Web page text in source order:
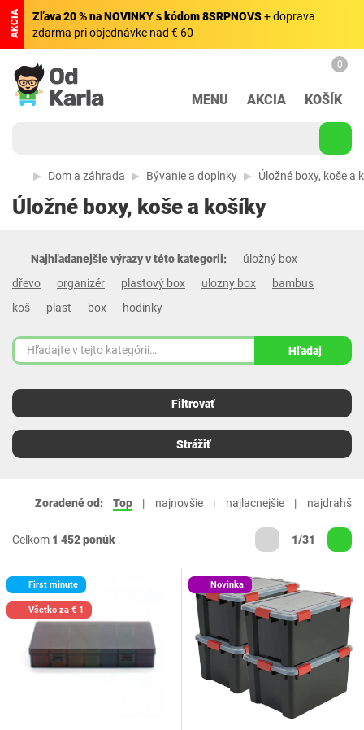
AKCIA Zľava 20 % na NOVINKY s kódom 8SRPNOVS+ doprava
zdarma pri objednávke nad € 60
MENU AKCIA
0
KOŠÍK
Dom a záhrada Bývanie a doplnky Úložné boxy, koše a
Úložné boxy, koše a košíky
Najhľadanejšie výrazy v této kategorii:
úložný box
dřevo
organizér plastový box ulozny box
bambus
koš
plast box hodinky
Hľadaj
Filtrovať
Strážiť
Zoradené od: Top najnovšie najlacnejšie najdrahšie
Celkom 1 452 ponúk 1/31
First minute
Všetko za € 1
Novinka